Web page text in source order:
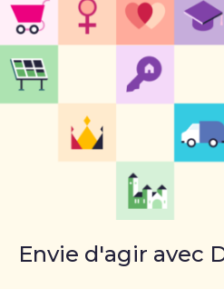
Envie d'agir avec